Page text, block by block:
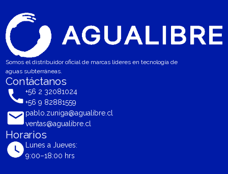
Somos el distribuidor oficial de marcas líderes en tecnología de
aguas subterráneas.
Contáctanos
+56 2 32081024
+56 9 82881559
pablo.zuniga@agualibre.cl
ventas@agualibre.cl
Horarios
Lunes a Jueves:
9:00–18:00 hrs